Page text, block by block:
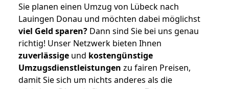
Sie planen einen Umzug von Lübeck nach
Lauingen Donau und möchten dabei möglichst
viel Geld sparen? Dann sind Sie bei uns genau
richtig! Unser Netzwerk bieten Ihnen
zuverlässige und kostengünstige
Umzugsdienstleistungen zu fairen Preisen,
damit Sie sich um nichts anderes als die